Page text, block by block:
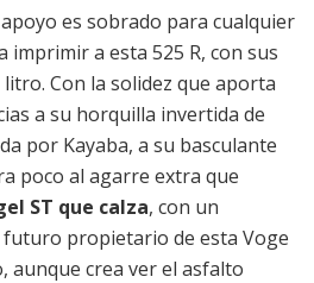
es sobrado para cualquier
imprimir a esta 525 R, con sus
Con la solidez que aporta
a su horquilla invertida de
por Kayaba, a su basculante
poco al agarre extra que
ST que calza, con un
propietario de esta Voge
aunque crea ver el asfalto